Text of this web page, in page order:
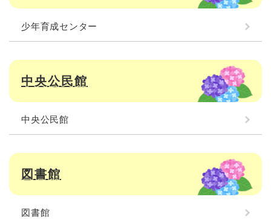
少年育成センター
中央公民館
中央公民館
図書館
図書館